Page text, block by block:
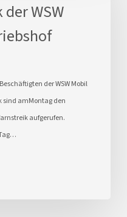
WSW
der WSW Mobil
sind amMontag den
aufgerufen.